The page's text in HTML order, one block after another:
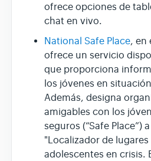
ofrece opciones de
chat en vivo.
National Safe Place, en
ofrece un servicio
que proporciona
los jóvenes en
Además, designa
amigables con los
seguros (“Safe Place”)
"Localizador de
adolescentes en crisis.